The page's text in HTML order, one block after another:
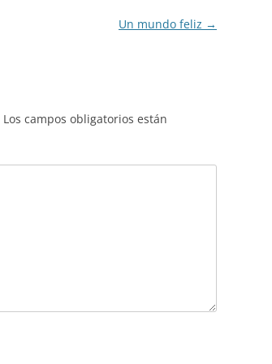
Un mundo feliz →
Los campos obligatorios están